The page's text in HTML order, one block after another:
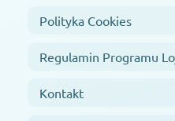
Polityka Cookies
Regulamin Programu
Kontakt